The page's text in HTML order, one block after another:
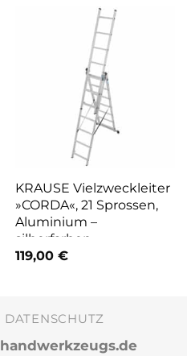
KRAUSE Vielzweckleiter
»CORDA«, 21 Sprossen,
Aluminium –
silberfarben
119,00 €
DATENSCHUTZ
handwerkzeugs.de